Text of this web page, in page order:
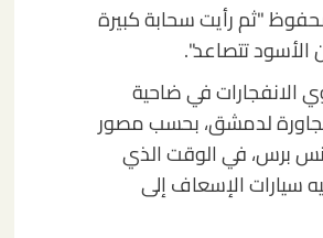
"ثم رأيت سحابة كبيرة
الأسود تتصاعد".
في ضاحية
لدمشق، بحسب مصور
برس، في الوقت الذي
سيارات الإسعاف إلى